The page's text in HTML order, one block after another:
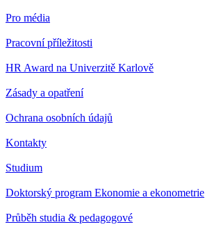
Pro média
Pracovní příležitosti
HR Award na Univerzitě Karlově
Zásady a opatření
Ochrana osobních údajů
Kontakty
Studium
Doktorský program Ekonomie a ekonometrie
Průběh studia & pedagogové